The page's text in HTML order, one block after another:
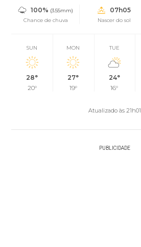
100% (3.55mm)
Chance de chuva
07h05
Nascer do sol
SUN
28°
20°
MON
27°
19°
TUE
24°
16°
Atualizado às 21h01
PUBLICIDADE